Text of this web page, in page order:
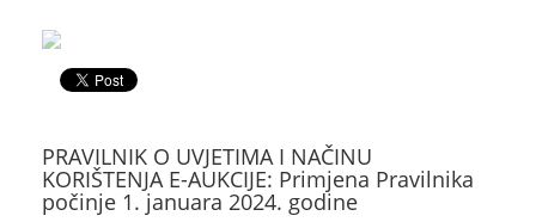
PRAVILNIK O UVJETIMA I NAČINU
KORIŠTENJA E-AUKCIJE: Primjena Pravilnika
počinje 1. januara 2024. godine